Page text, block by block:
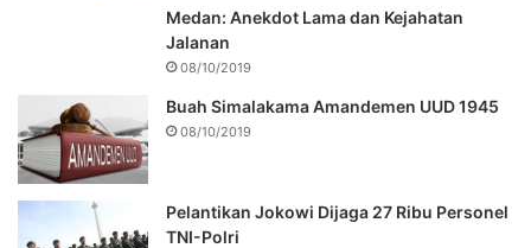
Medan: Anekdot Lama dan Kejahatan
Jalanan
08/10/2019
Buah Simalakama Amandemen UUD 1945
08/10/2019
Pelantikan Jokowi Dijaga 27 Ribu Personel
TNI-Polri